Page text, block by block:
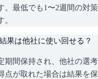
。最低でも1〜2週間の対策
果は他社に使い回せる？
期間保持され、他社の選考
点が取れた場合は結果を保